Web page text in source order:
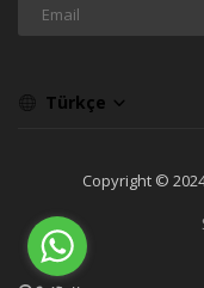
Türkçe
Copyright ©